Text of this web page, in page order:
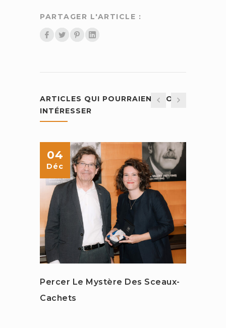
PARTAGER L'ARTICLE :
ARTICLES QUI POURRAIENT VOUS
INTÉRESSER
04
Déc
Percer Le Mystère Des Sceaux-
Cachets